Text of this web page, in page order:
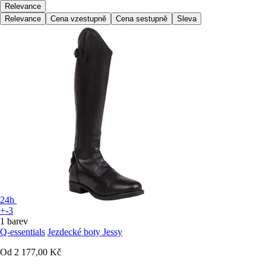
Relevance
Relevance
Cena vzestupně Cena sestupně Sleva
24h
+-3
1 barev
Q-essentials Jezdecké boty Jessy
Od 2 177,00 Kč